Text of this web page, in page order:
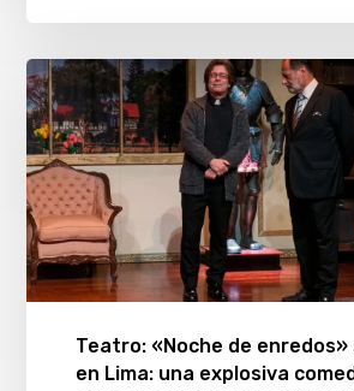
Teatro: «Noche de
en Lima: una explosiva